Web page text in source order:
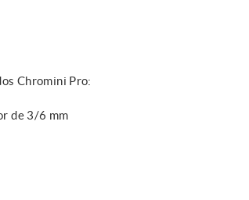
Chromini Pro:
de 3/6 mm